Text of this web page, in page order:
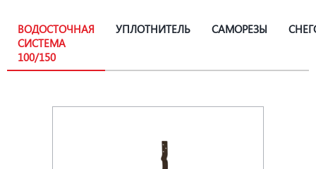
ВОДОСТОЧНАЯ
СИСТЕМА
100/150
УПЛОТНИТЕЛЬ САМОРЕЗЫ